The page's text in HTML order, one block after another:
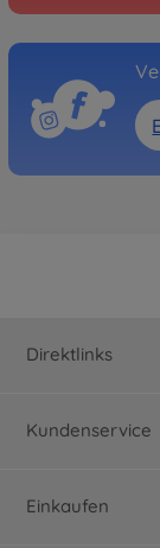
Direktlinks
Kundenservice
Einkaufen